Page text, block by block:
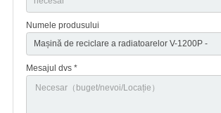
Numele produsului
Mesajul dvs *